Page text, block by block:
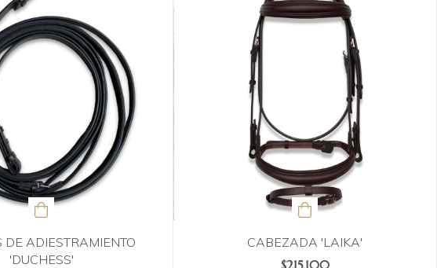
DE ADIESTRAMIENTO
'DUCHESS'
CABEZADA 'LAIKA'
$215.100